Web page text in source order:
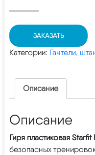
ЗАКАЗАТЬ
Категории: Гантели,
Описание
Описание
Гиря пластиковая
безопасных